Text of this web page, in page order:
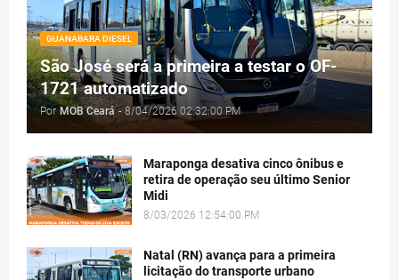
GUANABARA DIESEL
São José será a primeira a testar o OF-
1721 automatizado
Por MOB Ceará - 8/04/2026 02:32:00 PM
Maraponga desativa cinco ônibus e
retira de operação seu último Senior
Midi
8/03/2026 12:54:00 PM
Natal (RN) avança para a primeira
licitação do transporte urbano